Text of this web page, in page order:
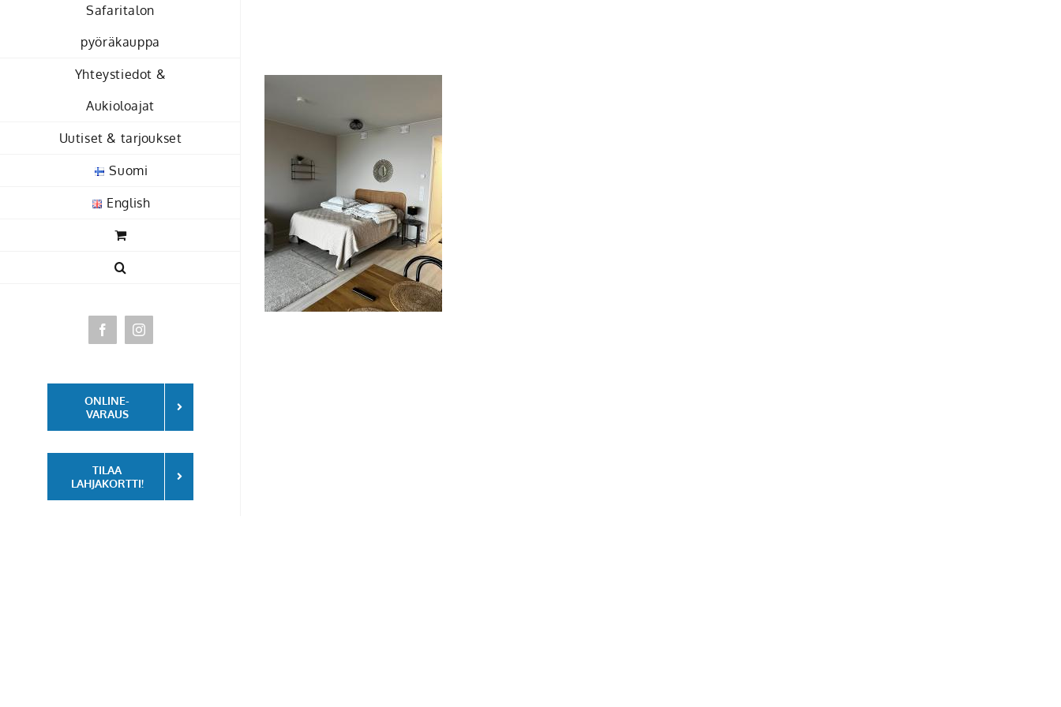
Safaritalon
pyöräkauppa
Yhteystiedot &
Aukioloajat
Uutiset & tarjoukset
Suomi
English
FacebookInstagram
ONLINE-
VARAUS
TILAA
LAHJAKORTTI!